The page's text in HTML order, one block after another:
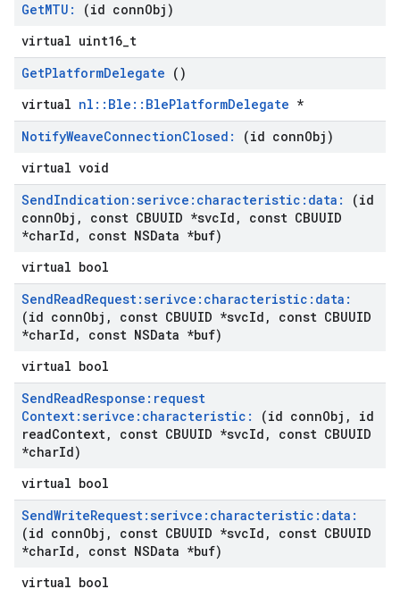
GetMTU: (id connObj)
virtual uint16_t
GetPlatformDelegate ()
virtual nl::Ble::BlePlatformDelegate *
NotifyWeaveConnectionClosed: (id connObj)
virtual void
SendIndication:serivce:characteristic:data:
(id
connObj , const CBUUID *svcId ,
const CBUUID
*charId ,
const NSData *buf)
virtual bool
SendReadRequest:serivce:characteristic:data:
(id connObj , const CBUUID *svcId ,
const CBUUID
*charId ,
const NSData *buf)
virtual bool
SendReadResponse:request
Context:serivce:characteristic:
(id connObj ,
id
readContext, const CBUUID *svcId ,
const CBUUID
*charId)
virtual bool
SendWriteRequest:serivce:characteristic:data:
(id connObj , const CBUUID *svcId ,
const CBUUID
*charId ,
const NSData *buf)
virtual bool